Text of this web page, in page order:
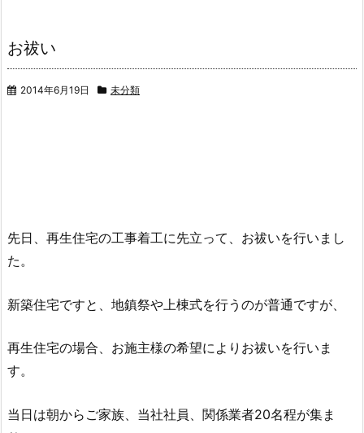
お祓い
2014年6月19日 未分類
先日、再生住宅の工事着工に先立って、お祓いを行いまし
た。
新築住宅ですと、地鎮祭や上棟式を行うのが普通ですが、
再生住宅の場合、お施主様の希望によりお祓いを行いま
す。
当日は朝からご家族、当社社員、関係業者20名程が集ま